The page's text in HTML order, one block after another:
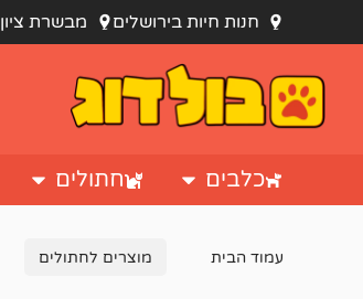
חנות חיות בירושלים מבשרת ציון
כלבים חתולים
עמוד הבית מוצרים לחתולים